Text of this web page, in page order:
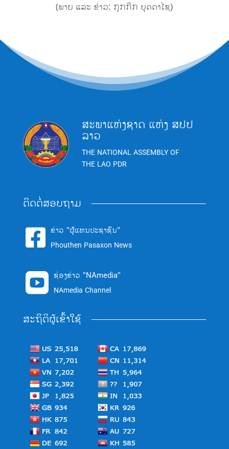
(ພາບ ແລະ ຂ່າວ: ກຸກກິກ ບຸດດາໄຊ)
ສະພາແຫ່ງຊາດ ແຫ່ງ ສປປ
ລາວ
THE NATIONAL ASSEMBLY OF
THE LAO PDR
ຕິດຕໍ່ສອບຖາມ
 ຂ່າວ "ຜູ້ແທນປະຊາຊົນ"
Phouthen Pasaxon News
 ຊ່ອງຂ່າວ "NAmedia"
NAmedia Channel
ສະຖິຕິຜູ້ເຂົ້າໃຊ້